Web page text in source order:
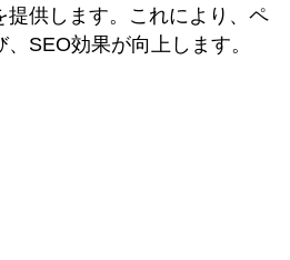
提供します。これにより、ペ
SEO効果が向上します。